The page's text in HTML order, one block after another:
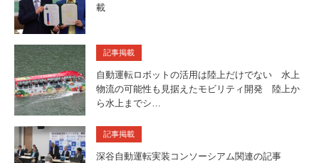
載
記事掲載
自動運転ロボットの活用は陸上だけでない 水上
物流の可能性も見据えたモビリティ開発 陸上か
ら水上までシ…
記事掲載
深谷自動運転実装コンソーシアム関連の記事